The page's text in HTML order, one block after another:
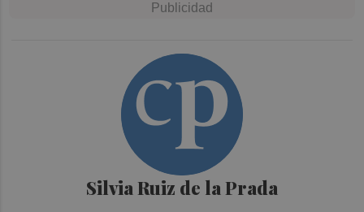
Silvia Ruiz de la Prada